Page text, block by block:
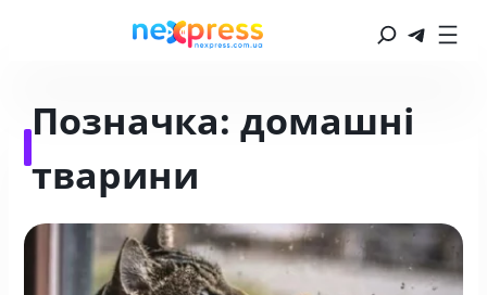
Позначка: домашні
тварини